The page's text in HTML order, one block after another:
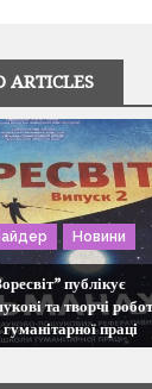
ARTICLES
Новини
публікує
та творчі
праці